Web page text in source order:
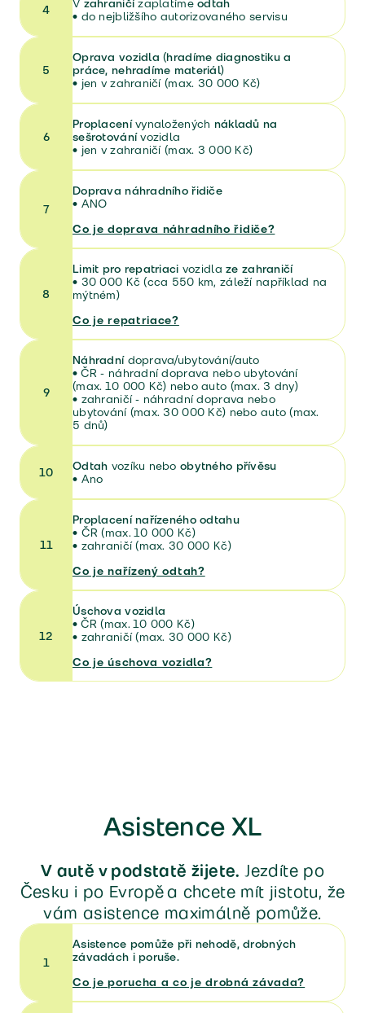
4 V zahraničízaplatímeodtah
• do nejbližšího autorizovaného servisu
5
Oprava vozidla (hradíme diagnostiku a
práce, nehradíme materiál)
• jen v zahraničí (max. 30 000 Kč)
6
Proplacenívynaložených nákladů na
sešrotovánívozidla
• jen v zahraničí (max. 3 000 Kč)
7
Doprava náhradního řidiče
• ANO
Co je doprava náhradního řidiče?
8
Limit pro repatriaci vozidlaze zahraničí
• 30 000 Kč (cca 550 km, záleží například na
mýtném)
Co je repatriace?
9
Náhradní doprava/ubytování/auto
• ČR - náhradní doprava nebo ubytování
(max. 10 000 Kč) nebo auto (max. 3 dny)
• zahraničí - náhradní doprava nebo
ubytování (max. 30 000 Kč) nebo auto (max.
5 dnů)
10 Odtah vozíku neboobytného přívěsu
• Ano
11
Proplacení nařízeného odtahu
• ČR (max. 10 000 Kč)
• zahraničí (max. 30 000 Kč)
Co je nařízený odtah?
12
Úschova vozidla
• ČR (max. 10 000 Kč)
• zahraničí (max. 30 000 Kč)
Co je úschova vozidla?
Asistence XL
V autě v podstatě žijete.Jezdíte po
Česku i po Evropě a chcete mít jistotu, že
vám asistence maximálně pomůže.
1
Asistence pomůže při nehodě, drobných
závadách i poruše.
Co je porucha a co je drobná závada?